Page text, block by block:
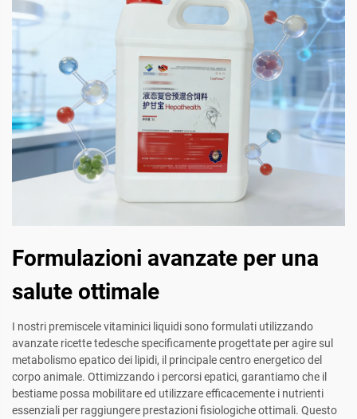
Formulazioni avanzate per una
salute ottimale
I nostri premiscele vitaminici liquidi sono formulati utilizzando
avanzate ricette tedesche specificamente progettate per agire sul
metabolismo epatico dei lipidi, il principale centro energetico del
corpo animale. Ottimizzando i percorsi epatici, garantiamo che il
bestiame possa mobilitare ed utilizzare efficacemente i nutrienti
essenziali per raggiungere prestazioni fisiologiche ottimali. Questo